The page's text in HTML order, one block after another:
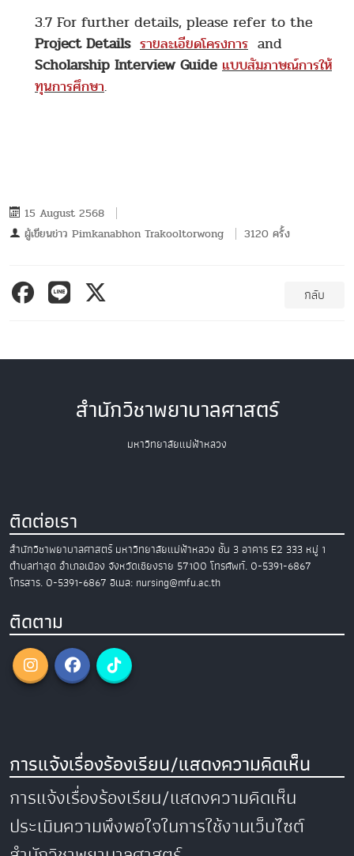
3.7 For further details, please refer to the
Project Details รายละเอียดโครงการ and
Scholarship Interview Guide แบบสัมภาษณ์การให้
ทุนการศึกษา.
15 August 2568
ผู้เขียนข่าว Pimkanabhon Trakooltorwong 3120 ครั้ง
กลับ
สำนักวิชาพยาบาลศาสตร์
มหาวิทยาลัยแม่ฟ้าหลวง
ติดต่อเรา
สำนักวิชาพยาบาลศาสตร์ มหาวิทยาลัยแม่ฟ้าหลวง ชั้น 3 อาคาร E2 333 หมู่ 1
ตำบลท่าสุด อำเภอเมือง จังหวัดเชียงราย 57100 โทรศัพท์. 0-5391-6867
โทรสาร. 0-5391-6867 อีเมล: nursing@mfu.ac.th
ติดตาม
การแจ้งเรื่องร้องเรียน/แสดงความคิดเห็น
การแจ้งเรื่องร้องเรียน/แสดงความคิดเห็น
ประเมินความพึงพอใจในการใช้งานเว็บไซต์